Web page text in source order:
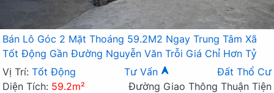
Bán Lô Góc 2 Mặt Thoáng 59.2M2 Ngay Trung Tâm Xã
Tốt Động Gần Đường Nguyễn Văn Trỗi Giá Chỉ Hơn Tỷ
Vị Trí: Tốt Động Tư Vấn
Đất Thổ Cư
Diện Tích: 59.2m²
Đường Giao Thông Thuận Tiện